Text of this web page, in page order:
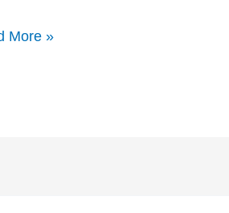
More »